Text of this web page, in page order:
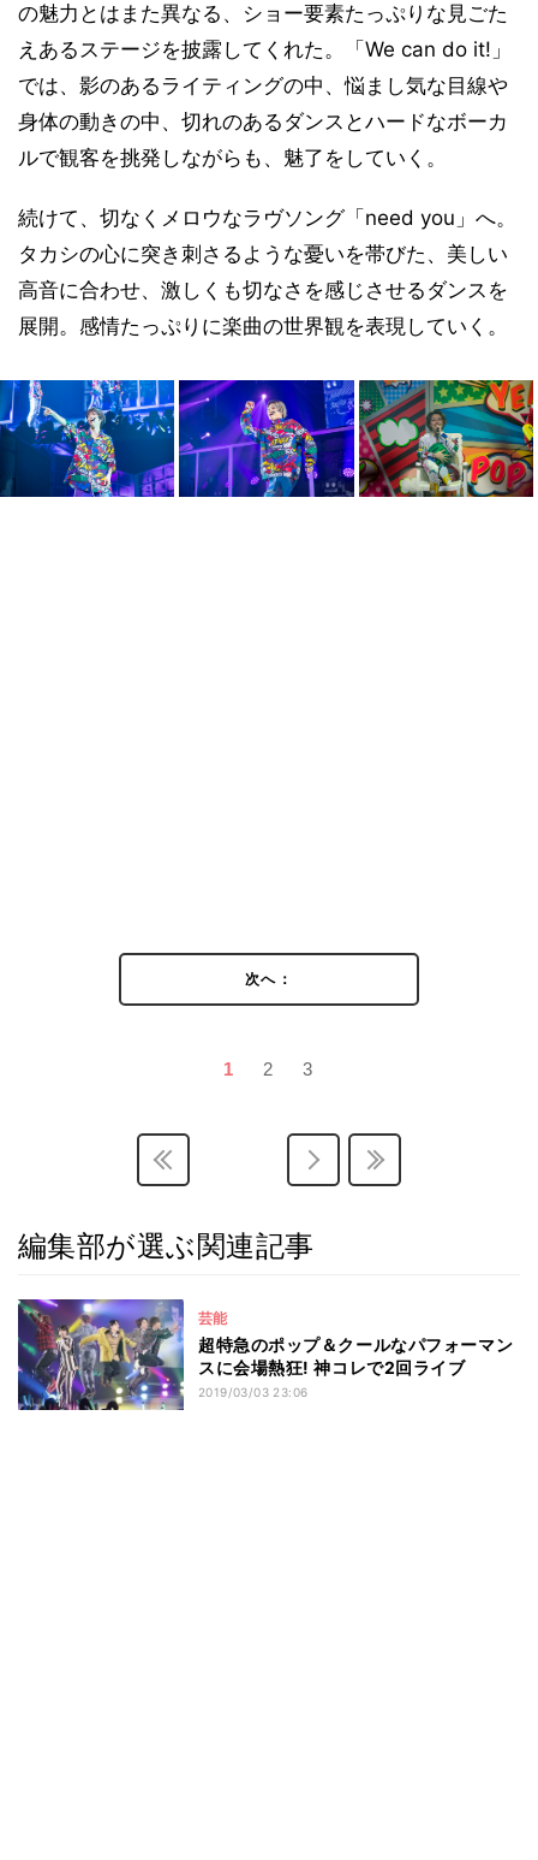
の魅力とはまた異なる、ショー要素たっぷりな見ごた
えあるステージを披露してくれた。「We can do it!」
では、影のあるライティングの中、悩まし気な目線や
身体の動きの中、切れのあるダンスとハードなボーカ
ルで観客を挑発しながらも、魅了をしていく。
続けて、切なくメロウなラヴソング「need you」へ。
タカシの心に突き刺さるような憂いを帯びた、美しい
高音に合わせ、激しくも切なさを感じさせるダンスを
展開。感情たっぷりに楽曲の世界観を表現していく。
次へ：
1 2 3
編集部が選ぶ関連記事
芸能
超特急のポップ＆クールなパフォーマン
スに会場熱狂! 神コレで2回ライブ
2019/03/03 23:06